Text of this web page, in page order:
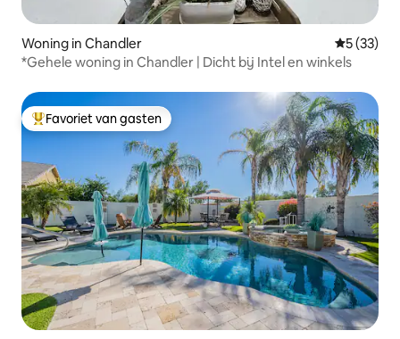
Woning in Chandler
5 (33)
*Gehele woning in Chandler | Dicht bij Intel en winkels
Topfavoriet van gasten
Favoriet van gasten